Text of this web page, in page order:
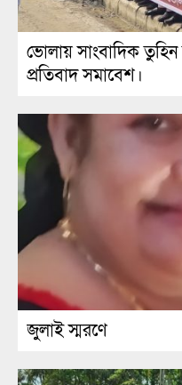
ভোলায় সাংবাদিক তুহিন
প্রতিবাদ সমাবেশ।
জুলাই স্মরণে